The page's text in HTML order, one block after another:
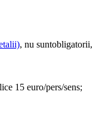
, nu suntobligatorii,
15 euro/pers/sens;